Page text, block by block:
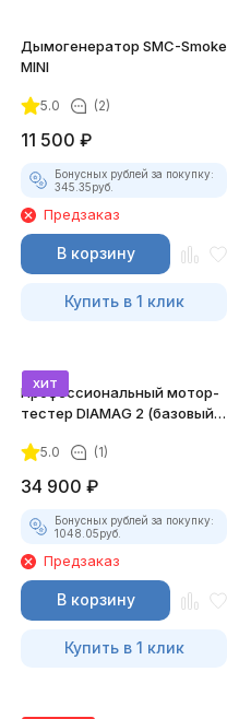
Дымогенератор SMC-Smoke
MINI
5.0 (2)
11 500 ₽
Бонусных рублей за покупку:
345.35руб.
Предзаказ
В корзину
Купить в 1 клик
хит
Профессиональный мотор-
тестер DIAMAG 2 (базовый
5.0 (1)
34 900 ₽
Бонусных рублей за покупку:
1048.05руб.
Предзаказ
В корзину
Купить в 1 клик